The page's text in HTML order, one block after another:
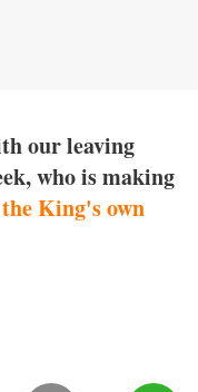
our leaving
who is making
the King's own